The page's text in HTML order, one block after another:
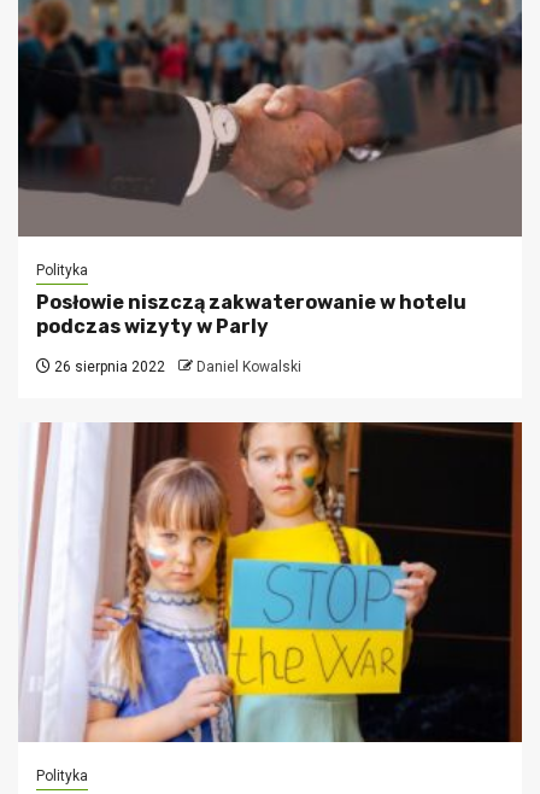
Polityka
Posłowie niszczą zakwaterowanie w hotelu
podczas wizyty w Parly
26 sierpnia 2022 Daniel Kowalski
Polityka